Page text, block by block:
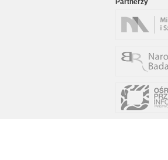
Partnerzy